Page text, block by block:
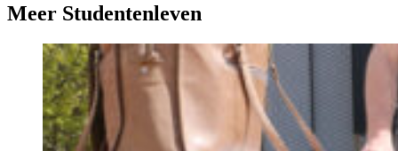
Meer Studentenleven